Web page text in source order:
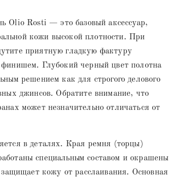
Olio Rosti — это базовый аксессуар,
кожи высокой плотности. При
приятную гладкую фактуру
Глубокий черный цвет полотна
решением как для строгого делового
джинсов. Обратите внимание, что
может незначительно отличаться от
в деталях. Края ремня (торцы)
специальным составом и окрашены
защищает кожу от расслаивания. Основная